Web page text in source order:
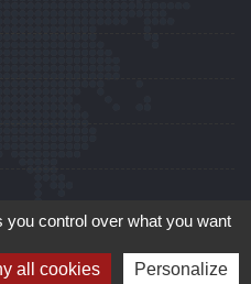
du Football
control over what you want
all cookies Personalize